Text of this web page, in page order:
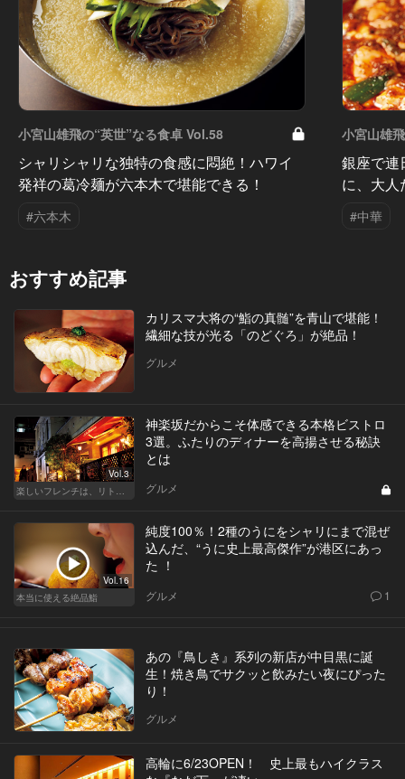
小宮山雄飛の“英世”なる食卓 Vol.58
シャリシャリな独特の食感に悶絶！ハワイ
発祥の葛冷麺が六本木で堪能できる！
#六本木
小宮山雄
銀座で連
に、大
#中華
おすすめ記事
カリスマ大将の“鮨の真髄”を青山で堪能！
繊細な技が光る「のどぐろ」が絶品！
グルメ
Vol.3
楽しいフレンチは、リトルパリ・神楽坂で
神楽坂だからこそ体感できる本格ビストロ
3選。ふたりのディナーを高揚させる秘訣
とは
グルメ
Vol.16
本当に使える絶品鮨
純度100％！2種のうにをシャリにまで混ぜ
込んだ、“うに史上最高傑作”が港区にあっ
た ！
グルメ 1
あの『鳥しき』系列の新店が中目黒に誕
生！焼き鳥でサクッと飲みたい夜にぴった
り！
グルメ
高輪に6/23OPEN！ 史上最もハイクラス